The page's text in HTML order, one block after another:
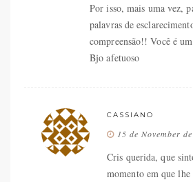
Por isso, mais uma vez,
palavras de
compreensão!! Você é
Bjo afetuoso
CASSIANO
15 de November
Cris querida, que
momento em que lhe